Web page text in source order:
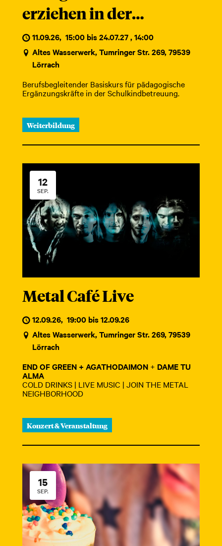
erziehen in der
Schulkindbetreuung
11.09.26, 15:00 bis 24.07.27 , 14:00
Altes Wasserwerk, Tumringer Str. 269, 79539
Lörrach
Berufsbegleitender Basiskurs für pädagogische
Ergänzungskräfte in der Schulkindbetreuung.
Weiterbildung
12
SEP.
Metal Café Live
12.09.26, 19:00 bis 12.09.26
Altes Wasserwerk, Tumringer Str. 269, 79539
Lörrach
END OF GREEN + AGATHODAIMON + DAME TU
ALMA
COLD DRINKS | LIVE MUSIC | JOIN THE METAL
NEIGHBORHOOD
Konzert & Veranstaltung
15
SEP.